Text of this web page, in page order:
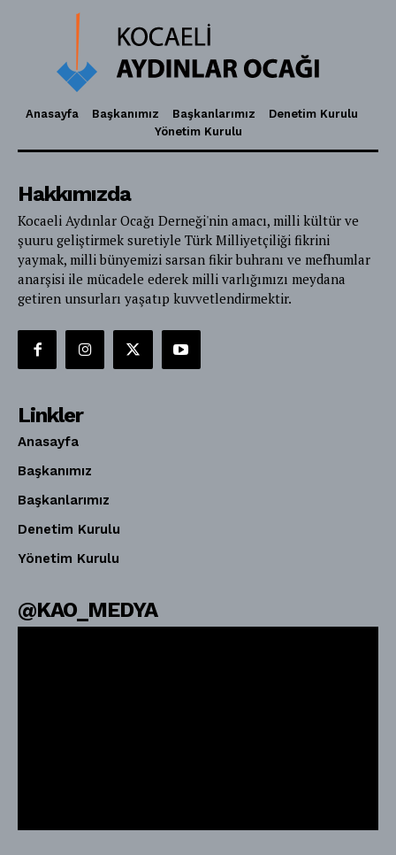
Anasayfa Başkanımız Başkanlarımız
Denetim Kurulu
Yönetim Kurulu
Hakkımızda
Kocaeli Aydınlar Ocağı Derneği'nin amacı, milli kültür ve
şuuru geliştirmek suretiyle Türk Milliyetçiliği fikrini
yaymak, milli bünyemizi sarsan fikir buhranı ve mefhumlar
anarşisi ile mücadele ederek milli varlığımızı meydana
getiren unsurları yaşatıp kuvvetlendirmektir.
Linkler
Anasayfa
Başkanımız
Başkanlarımız
Denetim Kurulu
Yönetim Kurulu
@KAO_MEDYA